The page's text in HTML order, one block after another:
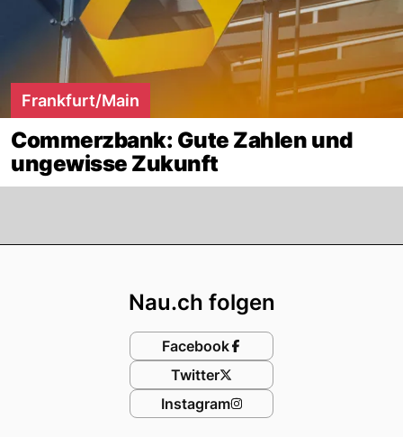
Frankfurt/Main
Commerzbank: Gute Zahlen und
ungewisse Zukunft
Nau.ch folgen
Facebook
Twitter
Instagram